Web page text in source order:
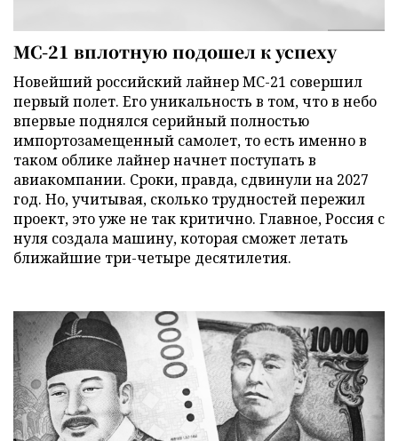
МС-21 вплотную подошел к успеху
Новейший российский лайнер МС-21 совершил
первый полет. Его уникальность в том, что в небо
впервые поднялся серийный полностью
импортозамещенный самолет, то есть именно в
таком облике лайнер начнет поступать в
авиакомпании. Сроки, правда, сдвинули на 2027
год. Но, учитывая, сколько трудностей пережил
проект, это уже не так критично. Главное, Россия с
нуля создала машину, которая сможет летать
ближайшие три-четыре десятилетия.